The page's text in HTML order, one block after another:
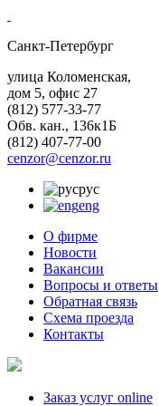
Санкт-Петербург
улица Коломенская,
дом 5, офис 27
(812) 577-33-77
Обв. кан., 136к1Б
(812) 407-77-00
cenzor@cenzor.ru
рус
eng
О фирме
Новости
Вакансии
Вопросы и ответы
Обратная связь
Схема проезда
Контакты
Заказ услуг online